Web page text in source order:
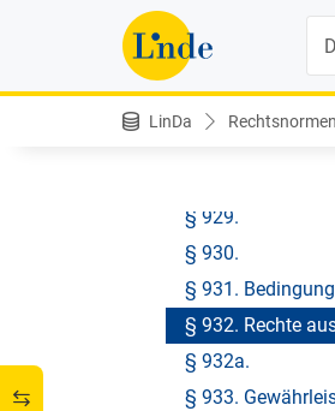
LinDa Rechtsnormen
Mangelhaftigkeit
§ 925.
§ 926.
§ 929.
§ 930.
§ 931.
§ 932. Rechte
§ 932a.
§ 933.